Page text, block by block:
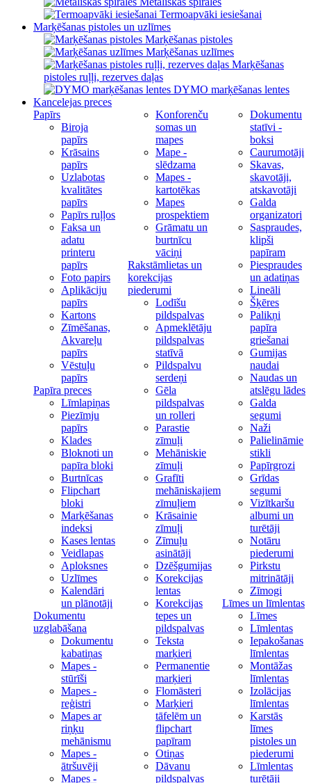
Termoapvāki iesiešanai
Marķēšanas pistoles un uzlīmes
Marķēšanas pistoles
Marķēšanas uzlīmes
Marķēšanas
pistoles ruļļi, rezerves daļas
DYMO marķēšanas lentes
Kancelejas preces
Papīrs
Biroja
papīrs
Krāsains
papīrs
Uzlabotas
kvalitātes
papīrs
Papīrs ruļļos
Faksa un
adatu
printeru
papīrs
Foto papirs
Aplikāciju
papīrs
Kartons
Zīmēšanas,
Akvareļu
papīrs
Vēstuļu
papīrs
Papīra preces
Līmlapiņas
Piezīmju
papīrs
Klades
Bloknoti un
papīra bloki
Burtnīcas
Flipchart
bloki
Marķēšanas
indeksi
Kases lentas
Veidlapas
Aploksnes
Uzlīmes
Kalendāri
un plānotāji
Dokumentu
uzglabāšana
Dokumentu
kabatiņas
Mapes -
stūrīši
Mapes -
reģistri
Mapes ar
riņķu
mehānismu
Mapes -
ātršuvēji
Mapes -
Konforenču
somas un
mapes
Mape -
slēdzama
Mapes -
kartotēkas
Mapes
prospektiem
Grāmatu un
burtnīcu
vāciņi
Rakstāmlietas un
korekcijas
piederumi
Lodīšu
pildspalvas
Apmeklētāju
pildspalvas
statīvā
Pildspalvu
serdeņi
Gēla
pildspalvas
un rolleri
Parastie
zīmuļi
Mehāniskie
zīmuļi
Grafīti
mehāniskajiem
zīmuļiem
Krāsainie
zīmuļi
Zīmuļu
asinātāji
Dzēšgumijas
Korekcijas
lentas
Korekcijas
tepes un
pildspalvas
Teksta
marķieri
Permanentie
marķieri
Flomāsteri
Marķieri
tāfelēm un
flipchart
papīram
Otiņas
Dāvanu
pildspalvas
Dokumentu
statīvi -
boksi
Caurumotāji
Skavas,
skavotāji,
atskavotāji
Galda
organizatori
Saspraudes,
klipši
papīram
Piespraudes
un adatiņas
Lineāli
Šķēres
Palikņi
papīra
griešanai
Gumijas
naudai
Naudas un
atslēgu lādes
Galda
segumi
Naži
Palielināmie
stikli
Papīrgrozi
Grīdas
segumi
Vizītkaršu
albumi un
turētāji
Notāru
piederumi
Pirkstu
mitrinātāji
Zīmogi
Līmes un līmlentas
Līmes
Līmlentas
Iepakošanas
līmlentas
Montāžas
līmlentas
Izolācijas
līmlentas
Karstās
līmes
pistoles un
piederumi
Līmlentas
turētāji